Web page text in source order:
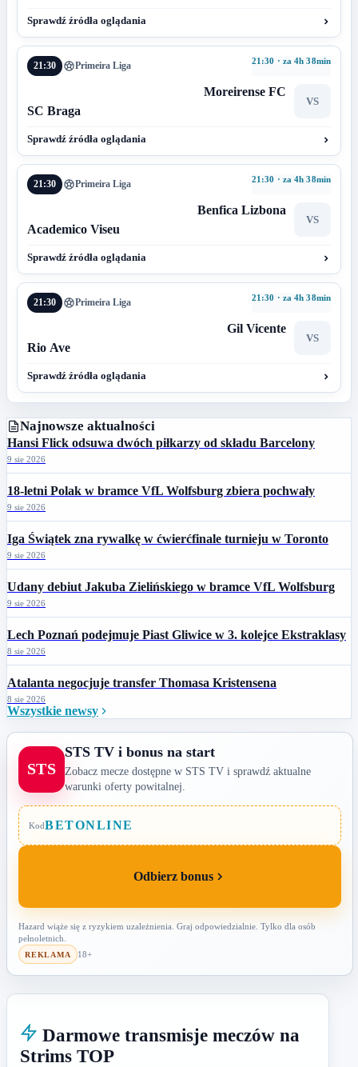
Sprawdź źródła oglądania
21:30 Primeira Liga 21:30 · za 4h 38min
Moreirense FC
VS
SC Braga
Sprawdź źródła oglądania
21:30 Primeira Liga 21:30 · za 4h 38min
Benfica Lizbona
VS
Academico Viseu
Sprawdź źródła oglądania
21:30 Primeira Liga 21:30 · za 4h 38min
Gil Vicente
VS
Rio Ave
Sprawdź źródła oglądania
Najnowsze aktualności
Hansi Flick odsuwa dwóch piłkarzy od składu Barcelony
9 sie 2026
18-letni Polak w bramce VfL Wolfsburg zbiera pochwały
9 sie 2026
Iga Świątek zna rywalkę w ćwierćfinale turnieju w Toronto
9 sie 2026
Udany debiut Jakuba Zielińskiego w bramce VfL Wolfsburg
9 sie 2026
Lech Poznań podejmuje Piast Gliwice w 3. kolejce Ekstraklasy
8 sie 2026
Atalanta negocjuje transfer Thomasa Kristensena
8 sie 2026
Wszystkie newsy
STS
STS TV i bonus na start
Zobacz mecze dostępne w STS TV i sprawdź aktualne
warunki oferty powitalnej.
KodBETONLINE
Odbierz bonus
Hazard wiąże się z ryzykiem uzależnienia. Graj odpowiedzialnie. Tylko dla osób
pełnoletnich.
REKLAMA 18+
Darmowe transmisje meczów na
Strims TOP